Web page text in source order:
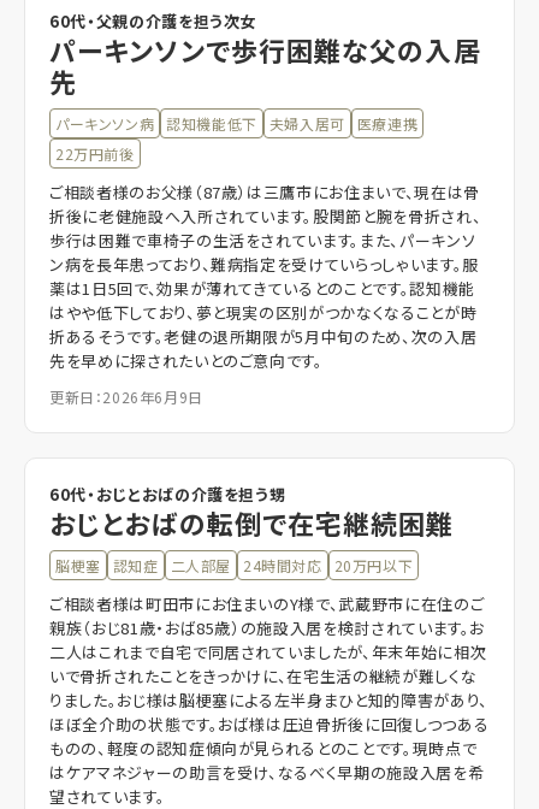
60代・父親の介護を担う次女
パーキンソンで歩行困難な父の入居
先
パーキンソン病 認知機能低下 夫婦入居可
医療連携
22万円前後
ご相談者様のお父様（87歳）は三鷹市にお住まいで、現在は骨
折後に老健施設へ入所されています。股関節と腕を骨折され、
歩行は困難で車椅子の生活をされています。また、パーキンソ
ン病を長年患っており、難病指定を受けていらっしゃいます。服
薬は1日5回で、効果が薄れてきているとのことです。認知機能
はやや低下しており、夢と現実の区別がつかなくなることが時
折あるそうです。老健の退所期限が5月中旬のため、次の入居
先を早めに探されたいとのご意向です。
更新日：2026年6月9日
60代・おじとおばの介護を担う甥
おじとおばの転倒で在宅継続困難
脳梗塞 認知症 二人部屋 24時間対応 20万円以下
ご相談者様は町田市にお住まいのY様で、武蔵野市に在住のご
親族（おじ81歳・おば85歳）の施設入居を検討されています。お
二人はこれまで自宅で同居されていましたが、年末年始に相次
いで骨折されたことをきっかけに、在宅生活の継続が難しくな
りました。おじ様は脳梗塞による左半身まひと知的障害があり、
ほぼ全介助の状態です。おば様は圧迫骨折後に回復しつつある
ものの、軽度の認知症傾向が見られるとのことです。現時点で
はケアマネジャーの助言を受け、なるべく早期の施設入居を希
望されています。